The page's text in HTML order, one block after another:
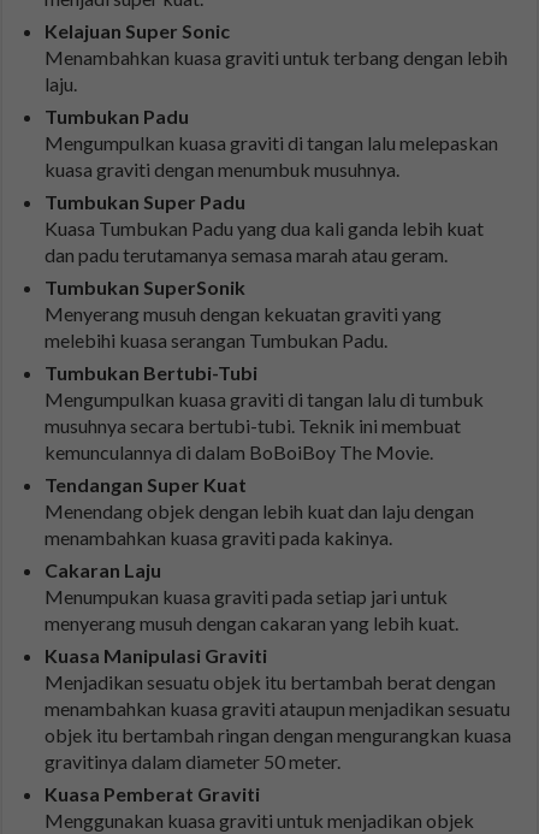
Kelajuan Super Sonic
Menambahkan kuasa graviti untuk terbang dengan lebih
laju.
Tumbukan Padu
Mengumpulkan kuasa graviti di tangan lalu melepaskan
kuasa graviti dengan menumbuk musuhnya.
Tumbukan Super Padu
Kuasa Tumbukan Padu yang dua kali ganda lebih kuat
dan padu terutamanya semasa marah atau geram.
Tumbukan SuperSonik
Menyerang musuh dengan kekuatan graviti yang
melebihi kuasa serangan Tumbukan Padu.
Tumbukan Bertubi-Tubi
Mengumpulkan kuasa graviti di tangan lalu di tumbuk
musuhnya secara bertubi-tubi. Teknik ini membuat
kemunculannya di dalam BoBoiBoy The Movie.
Tendangan Super Kuat
Menendang objek dengan lebih kuat dan laju dengan
menambahkan kuasa graviti pada kakinya.
Cakaran Laju
Menumpukan kuasa graviti pada setiap jari untuk
menyerang musuh dengan cakaran yang lebih kuat.
Kuasa Manipulasi Graviti
Menjadikan sesuatu objek itu bertambah berat dengan
menambahkan kuasa graviti ataupun menjadikan sesuatu
objek itu bertambah ringan dengan mengurangkan kuasa
gravitinya dalam diameter 50 meter.
Kuasa Pemberat Graviti
Menggunakan kuasa graviti untuk menjadikan objek